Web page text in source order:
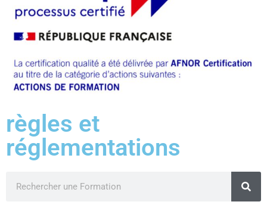
règles et
réglementations